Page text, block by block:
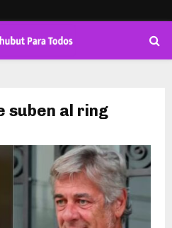
suben al ring